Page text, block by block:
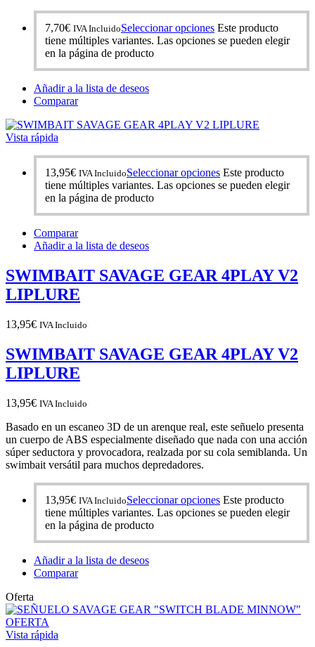
7,70€ IVA IncluidoSeleccionar opciones Este producto
tiene múltiples variantes. Las opciones se pueden elegir
en la página de producto
Añadir a la lista de deseos
Comparar
Vista rápida
13,95€ IVA IncluidoSeleccionar opciones Este producto
tiene múltiples variantes. Las opciones se pueden elegir
en la página de producto
Comparar
Añadir a la lista de deseos
SWIMBAIT SAVAGE GEAR 4PLAY V2
LIPLURE
13,95€ IVA Incluido
SWIMBAIT SAVAGE GEAR 4PLAY V2
LIPLURE
13,95€ IVA Incluido
Basado en un escaneo 3D de un arenque real, este señuelo presenta
un cuerpo de ABS especialmente diseñado que nada con una acción
súper seductora y provocadora, realzada por su cola semiblanda. Un
swimbait versátil para muchos depredadores.
13,95€ IVA IncluidoSeleccionar opciones Este producto
tiene múltiples variantes. Las opciones se pueden elegir
en la página de producto
Añadir a la lista de deseos
Comparar
Oferta
OFERTA
Vista rápida